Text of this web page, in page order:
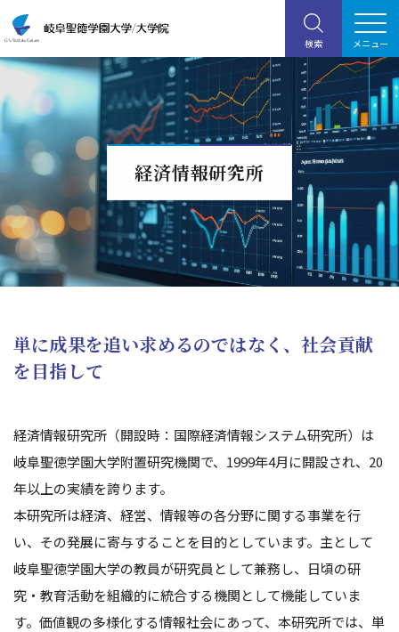
経済情報研究所
単に成果を追い求めるのではなく、社会貢献
を目指して
経済情報研究所（開設時：国際経済情報システム研究所）は
岐阜聖徳学園大学附置研究機関で、1999年4月に開設され、20
年以上の実績を誇ります。
本研究所は経済、経営、情報等の各分野に関する事業を行
い、その発展に寄与することを目的としています。主として
岐阜聖徳学園大学の教員が研究員として兼務し、日頃の研
究・教育活動を組織的に統合する機関として機能していま
す。価値観の多様化する情報社会にあって、本研究所では、単